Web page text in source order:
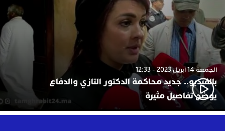
الجمعة 14 أبريل 2023 - 12:33
بالفيديو.. جديد محاكمة الدكتور التازي والدفاع
يوضح تفاصيل مثيرة